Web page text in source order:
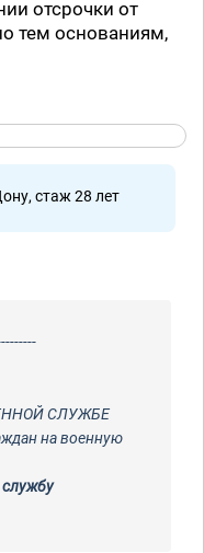
отсрочки от
тем основаниям,
стаж 28 лет
СЛУЖБЕ
на военную